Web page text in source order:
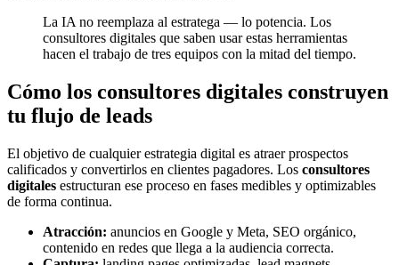
La IA no reemplaza al estratega — lo potencia. Los
consultores digitales que saben usar estas herramientas
hacen el trabajo de tres equipos con la mitad del tiempo.
Cómo los consultores digitales construyen
tu flujo de leads
El objetivo de cualquier estrategia digital es atraer prospectos
calificados y convertirlos en clientes pagadores. Los consultores
digitales estructuran ese proceso en fases medibles y optimizables
de forma continua.
Atracción: anuncios en Google y Meta, SEO orgánico,
contenido en redes que llega a la audiencia correcta.